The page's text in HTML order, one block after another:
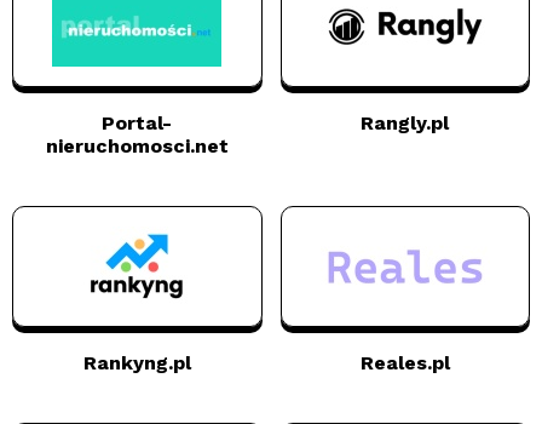
Portal-
nieruchomosci.net
Rangly.pl
Rankyng.pl Reales.pl